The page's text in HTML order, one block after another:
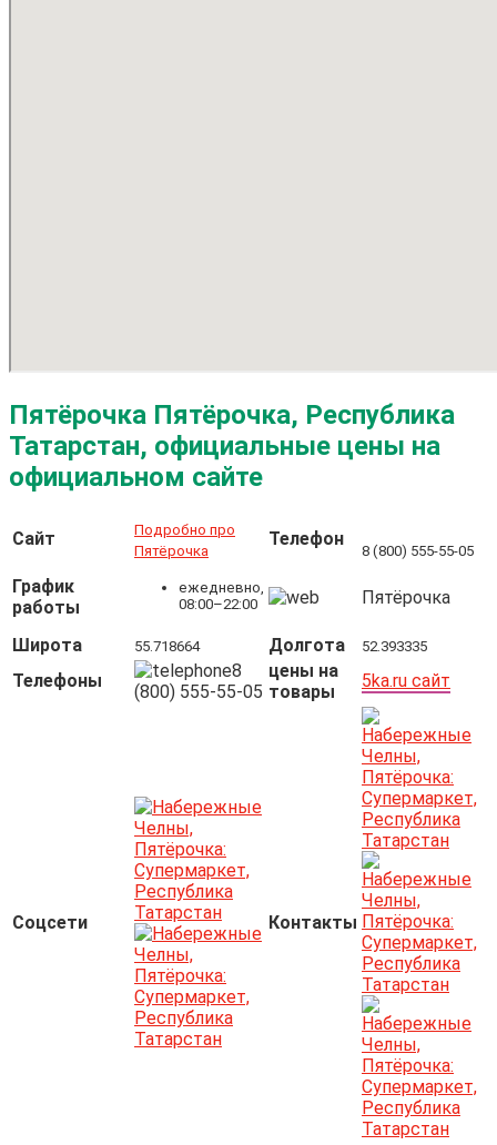
Пятёрочка Пятёрочка, Республика
Татарстан, официальные цены на
официальном сайте
Сайт
Подробно про
Пятёрочка
Телефон
8 (800) 555-55-05
График
работы
ежедневно,
08:00–22:00
Пятёрочка
Широта 55.718664 Долгота 52.393335
Телефоны
8
(800) 555-55-05
цены на
товары
5ka.ru сайт
Соцсети Контакты